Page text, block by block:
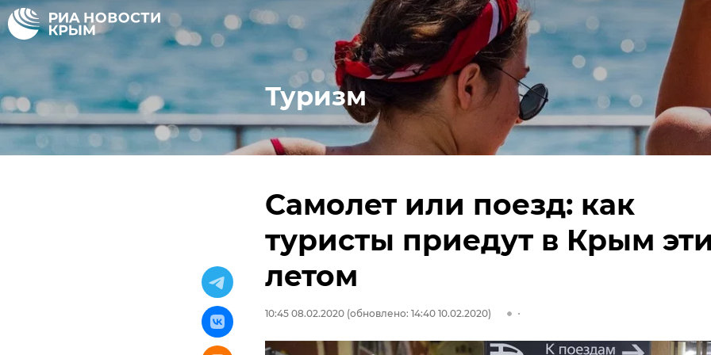
Туризм
Самолет или поезд: как
туристы приедут в Крым
летом
10:45 08.02.2020 (обновлено: 14:40 10.02.2020)